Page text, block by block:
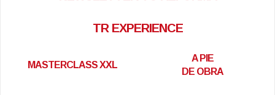
TR EXPERIENCE
MASTERCLASS XXL
A PIE
DE OBRA